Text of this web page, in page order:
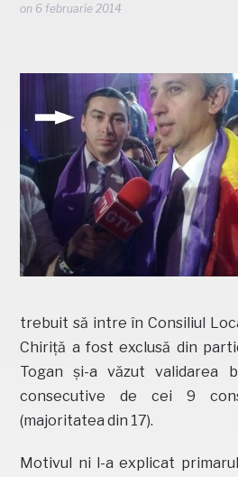
on 6 februarie 2014
trebuit să intre în Consiliul
Chiriță a fost exclusă din
Togan și-a văzut validarea
consecutive de cei 9
(majoritatea din 17).
Motivul ni l-a explicat